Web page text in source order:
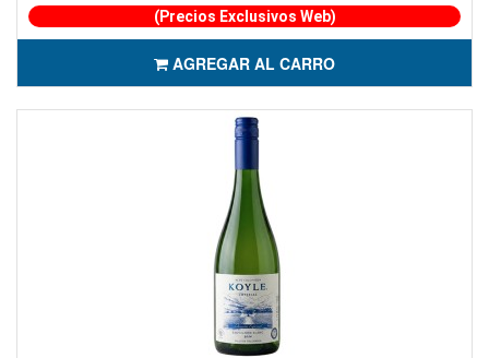
(Precios Exclusivos Web)
AGREGAR AL CARRO